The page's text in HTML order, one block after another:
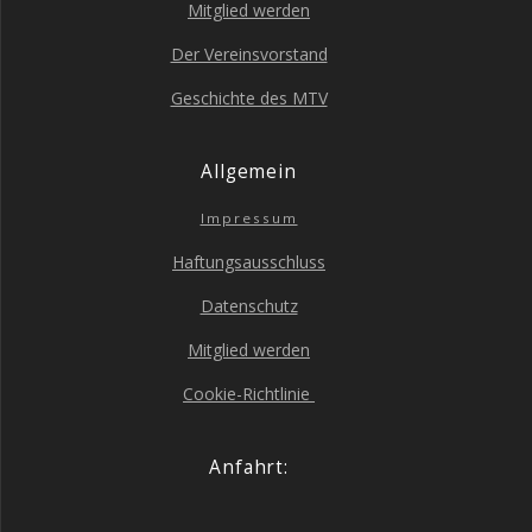
Mit­glied werden
Der Ver­eins­vor­stand
Geschich­te des MTV
All­ge­mein
Impres­sum
Haf­tungs­aus­schluss
Daten­schutz
Mit­glied werden
Coo­kie-Richt­li­nie
Anfahrt: